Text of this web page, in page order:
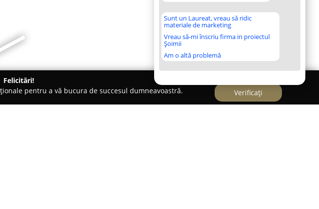
Sunt un Laureat, vreau să ridic
materiale de marketing
Vreau să-mi înscriu firma in proiectul
Șoimii
Am o altă problemă
Felicitări!
pentru a vă bucura de succesul dumneavoastră.
Verificați